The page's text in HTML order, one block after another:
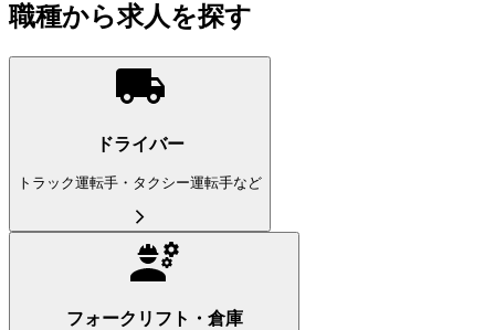
職種から求人を探す
ドライバー
トラック運転手・タクシー運転手など
フォークリフト・倉庫